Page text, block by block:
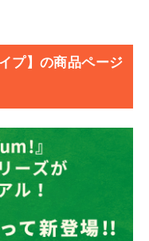
プ】の商品ページ